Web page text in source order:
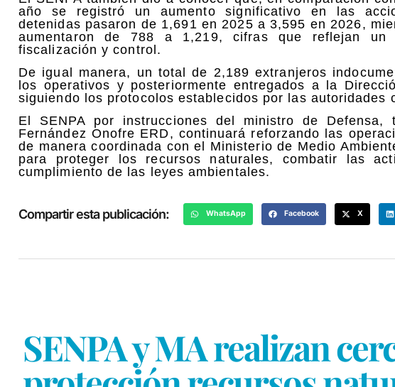
año se registró un aumento significativo en las
detenidas pasaron de 1,691 en 2025 a 3,595 en 2026,
aumentaron de 788 a 1,219, cifras que reflejan un
fiscalización y control.
De igual manera, un total de 2,189 extranjeros
los operativos y posteriormente entregados a la
siguiendo los protocolos establecidos por las autoridades
El SENPA por instrucciones del ministro de Defensa,
Fernández Onofre ERD, continuará reforzando las
de manera coordinada con el Ministerio de Medio
para proteger los recursos naturales, combatir las
cumplimiento de las leyes ambientales.
Compartir esta publicación: WhatsApp Facebook X
SENPA y MA realizan